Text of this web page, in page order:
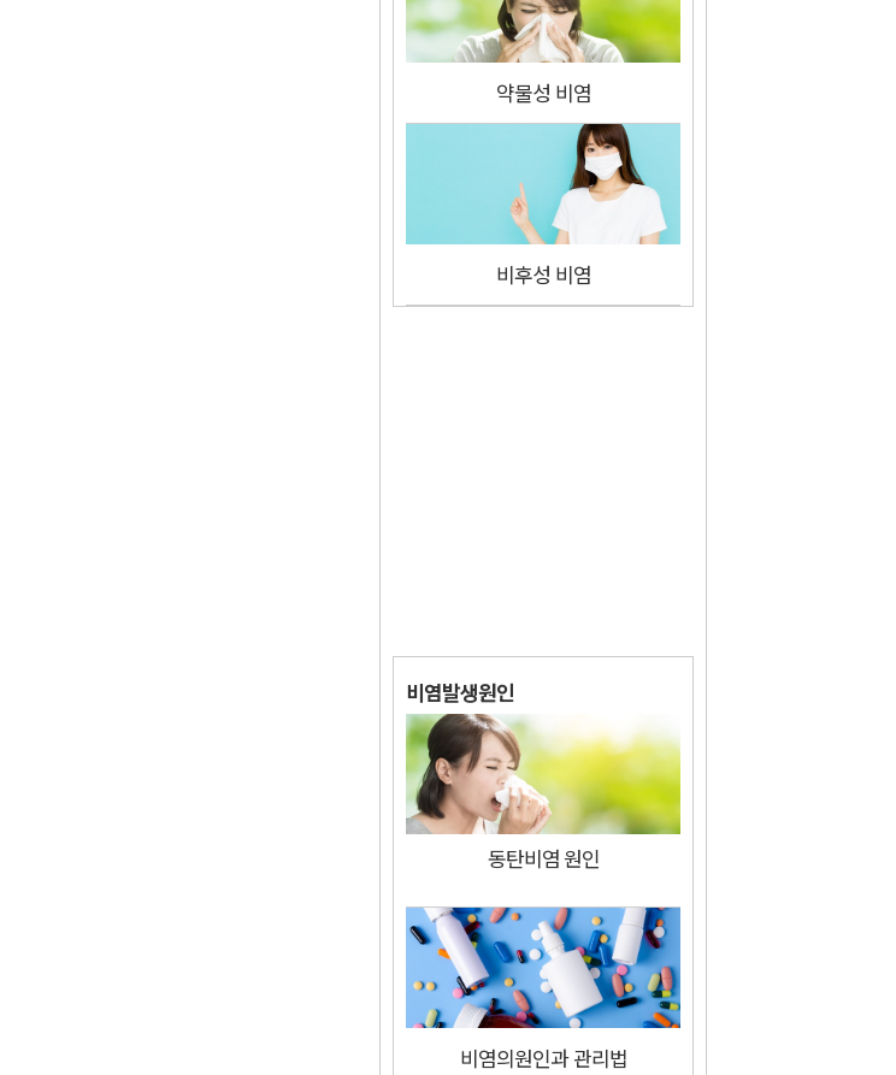
약물성 비염
비후성 비염
비염발생원인
동탄비염 원인
비염의원인과 관리법